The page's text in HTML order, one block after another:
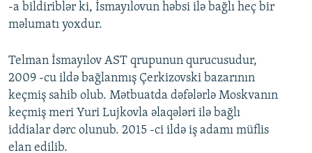
-a bildiriblər ki, İsmayılovun həbsi ilə bağlı heç bir
məlumatı yoxdur.
Telman İsmayılov AST qrupunun qurucusudur,
2009 -cu ildə bağlanmış Çerkizovski bazarının
keçmiş sahib olub. Mətbuatda dəfələrlə Moskvanın
keçmiş meri Yuri Lujkovla əlaqələri ilə bağlı
iddialar dərc olunub. 2015 -ci ildə iş adamı müflis
elan edilib.